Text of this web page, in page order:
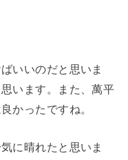
いいのだと思いま
います。また、萬平
かったですね。
に晴れたと思いま